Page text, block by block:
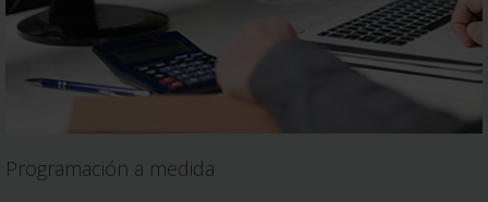
Programación a medida